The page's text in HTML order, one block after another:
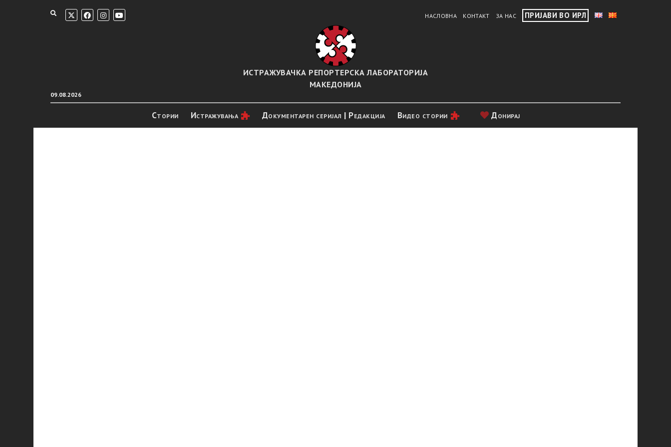
НАСЛОВНА КОНТАКТ ЗА НАС ПРИЈАВИ ВО ИРЛ
09.08.2026
ИСТРАЖУВАЧКА РЕПОРТЕРСКА ЛАБОРАТОРИЈА
МАКЕДОНИЈА
Стории Истражувањa Документарен серијал | Редакција Видео стории Донирај